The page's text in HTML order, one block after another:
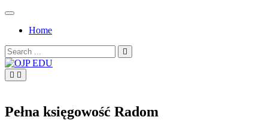
Skip
contentHome
Search
for:
Pełna księgowość Radom